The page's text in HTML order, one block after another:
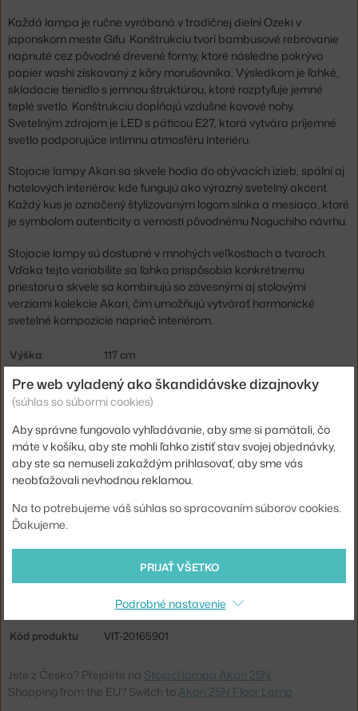
Každá lampa je ručne vyrábaná v tradičnej dielni Ozeki v
japonskom meste Gifu. Konštrukciu tvorí bambusové rebrovanie
napnuté cez pôvodné drevené formy, ktoré následne pokrýva
papier washi získavaný z kôry morušovníka. Výsledkom je ľahké,
skladacie tienidlo s jemnou štruktúrou, ktoré rozptyľuje jemné
teplé svetlo. Konštrukciu dopĺňajú vzdušné kovové nohy.
Svetelným zdrojom je LED s päticou E27, ktorá vytvára príjemné
svetlo podporujúce intímnu atmosféru interiéru.
Stojacie lampy Akari sa skvele hodia do obývacích izieb, spální aj
hotelových interiérov, kde fungujú ako výrazný svetelný akcent.
Každý kus je označený štylizovaným logom slnka a mesiaca, ktoré
je symbolom autenticity a vernosti pôvodnému Noguchiho návrhu.
Stojacie lampy sú dostupné v mnohých veľkostiach a tvaroch.
Vďaka tejto variabilite sa ľahko prispôsobia konkrétnemu
priestoru a skvele sa kombinujú so závesnými aj stolovými
verziami kolekcie Akari, čím umožňujú vytvárať harmonické
svetelné kompozície naprieč interiérom.
Výška:
117 cm
Priemer:
83 cm
Farba:
biela
Materiál:
bambus, oceľ, washi papier
Dĺžka kábla:
3 m
Krytie:
IP20
Hlavný materiál:
textil / papier
Pätica / zdroj:
Distribúcia svetla: nepriame svetlo
12 W
Kód produktu
VIT-20165901
Jste z Česka? Přejděte na Stojací lampa Akari 25N
Shopping from the EU? Switch to Akari 25N Floor Lamp
Pre web vyladený ako škandidávske dizajnovky
(súhlas so súbormi cookies)
Aby správne fungovalo vyhľadávanie, aby sme si pamätali, čo
máte v košíku, aby ste mohli ľahko zistiť stav svojej objednávky,
aby ste sa nemuseli zakaždým prihlasovať, aby sme vás
neobťažovali nevhodnou reklamou.
Na to potrebujeme váš súhlas so spracovaním súborov cookies.
Ďakujeme.
PRIJAŤ VŠETKO
Podrobné nastavenie